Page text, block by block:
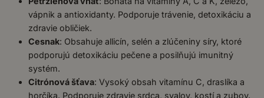
vápnik a antioxidanty. Podporuje trávenie, detoxikáciu a
zdravie obličiek.
Cesnak: Obsahuje allicín, selén a zlúčeniny síry, ktoré
podporujú detoxikáciu pečene a posilňujú imunitný
systém.
Citrónová šťava: Vysoký obsah vitamínu C, draslíka a
horčíka. Podporuje zdravie srdca, svalov, kostí a zubov.